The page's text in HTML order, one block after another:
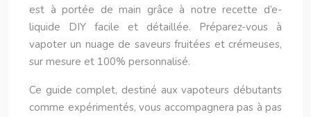
est à portée de main grâce à notre recette d’e-
liquide DIY facile et détaillée. Préparez-vous à
vapoter un nuage de saveurs fruitées et crémeuses,
sur mesure et 100% personnalisé.
Ce guide complet, destiné aux vapoteurs débutants
comme expérimentés, vous accompagnera pas à pas